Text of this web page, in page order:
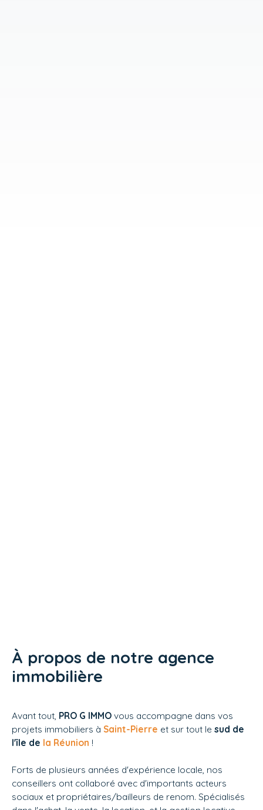
À propos de notre agence
immobilière
Avant tout, PRO G IMMO vous accompagne dans vos
projets immobiliers à Saint-Pierre et sur tout le sud de
l'île de la Réunion !
Forts de plusieurs années d'expérience locale, nos
conseillers ont collaboré avec d'importants acteurs
sociaux et propriétaires/bailleurs de renom. Spécialisés